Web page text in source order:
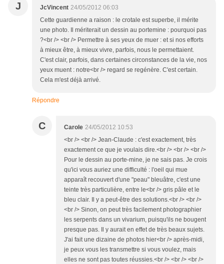
J JcVincent 24/05/2012 06:03
Cette guardienne a raison : le crotale est superbe, il mérite
une photo. Il mériterait un dessin au portemine : pourquoi pas
?<br /> <br /> Permettre à ses yeux de muer : et si nos efforts
à mieux être, à mieux vivre, parfois, nous le permettaient.
C'est clair, parfois, dans certaines circonstances de la vie, nos
yeux muent : notre<br /> regard se regénère. C'est certain.
Cela m'est déjà arrivé.
Répondre
C Carole 24/05/2012 10:53
<br /> <br /> Jean-Claude : c'est exactement, très
exactement ce que je voulais dire.<br /> <br /> <br />
Pour le dessin au porte-mine, je ne sais pas. Je crois
qu'ici vous auriez une difficulté : l'oeil qui mue
apparaît recouvert d'une "peau" bleuâtre, c'est une
teinte très particulière, entre le<br /> gris pâle et le
bleu clair. Il y a peut-être des solutions.<br /> <br />
<br /> Sinon, on peut très facilement photographier
les serpents dans un vivarium, puisqu'ils ne bougent
presque pas. Il y aurait en effet de très beaux sujets.
J'ai fait une dizaine de photos hier<br /> après-midi,
je peux vous les transmettre si vous voulez, mais
elles ne sont pas toutes réussies.<br /> <br /> <br />